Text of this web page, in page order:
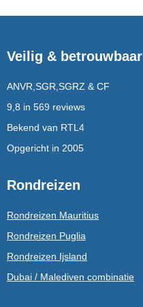
Veilig & betrouwbaar
ANVR,SGR,SGRZ & CF
9,8 in 569 reviews
Bekend van RTL4
Opgericht in 2005
Rondreizen
Rondreizen Mauritius
Rondreizen Puglia
Rondreizen Ijsland
Dubai / Malediven combinatie